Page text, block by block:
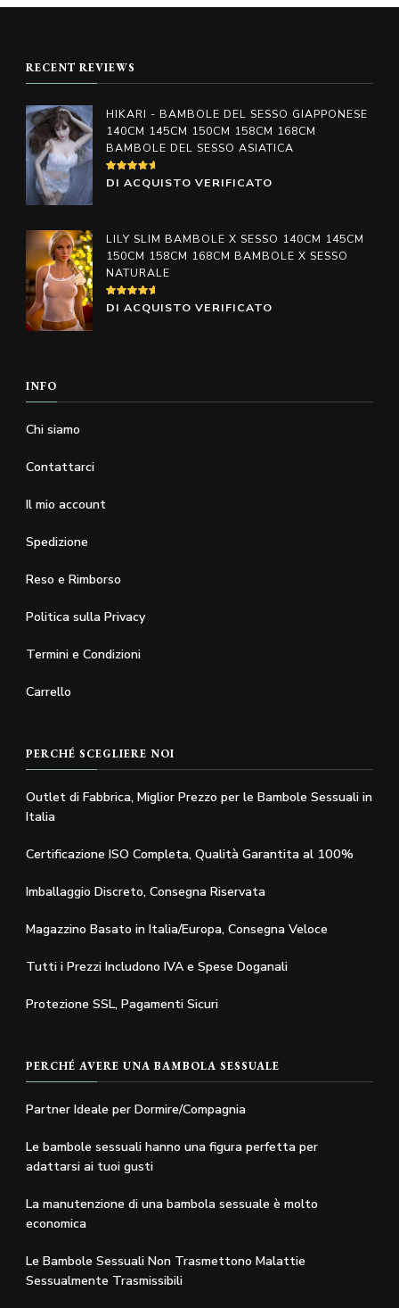
da
varianti.
opzioni
possono
essere
pagina
del
prodotto
da
opzioni
possono
pagina
RECENT REVIEWS
HIKARI - BAMBOLE DEL SESSO GIAPPONESE
140CM 145CM 150CM 158CM 168CM
BAMBOLE DEL SESSO ASIATICA
VALUTATO
4SU
DI ACQUISTO VERIFICATO
LILY SLIM BAMBOLE X SESSO 140CM 145CM
150CM 158CM 168CM BAMBOLE X SESSO
NATURALE
VALUTATO
5SU 5
DI ACQUISTO VERIFICATO
INFO
Chi siamo
Contattarci
Il mio account
Spedizione
Reso e Rimborso
Politica sulla Privacy
Termini e Condizioni
Carrello
PERCHÉ SCEGLIERE NOI
Outlet di Fabbrica, Miglior Prezzo per le Bambole Sessuali in
Italia
Certificazione ISO Completa, Qualità Garantita al 100%
Imballaggio Discreto, Consegna Riservata
Magazzino Basato in Italia/Europa, Consegna Veloce
Tutti i Prezzi Includono IVA e Spese Doganali
Protezione SSL, Pagamenti Sicuri
PERCHÉ AVERE UNA BAMBOLA SESSUALE
Partner Ideale per Dormire/Compagnia
Le bambole sessuali hanno una figura perfetta per
adattarsi ai tuoi gusti
La manutenzione di una bambola sessuale è molto
economica
Le Bambole Sessuali Non Trasmettono Malattie
Sessualmente Trasmissibili